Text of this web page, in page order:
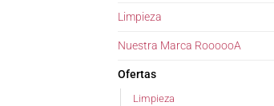
Limpieza
Nuestra Marca RoooooA
Ofertas
Limpieza